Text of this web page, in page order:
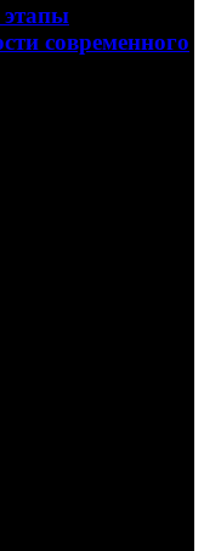
этапы
современного